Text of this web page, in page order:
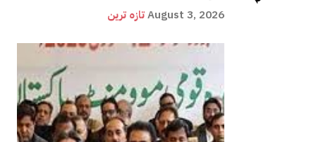
تازہ ترینAugust 3, 2026